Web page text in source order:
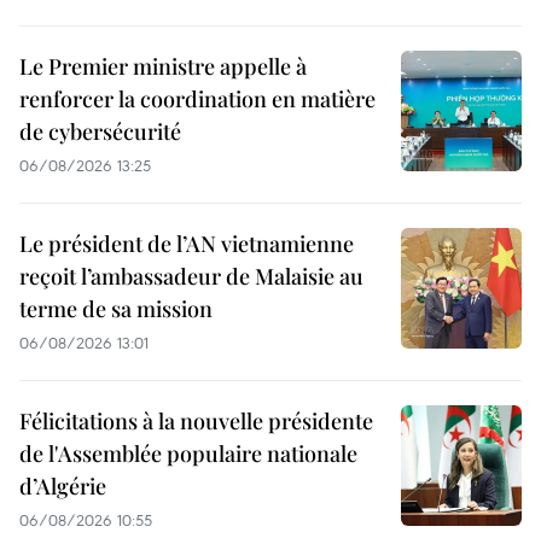
Le Premier ministre appelle à
renforcer la coordination en matière
de cybersécurité
06/08/2026 13:25
Le président de l’AN vietnamienne
reçoit l’ambassadeur de Malaisie au
terme de sa mission
06/08/2026 13:01
Félicitations à la nouvelle présidente
de l'Assemblée populaire nationale
d’Algérie
06/08/2026 10:55